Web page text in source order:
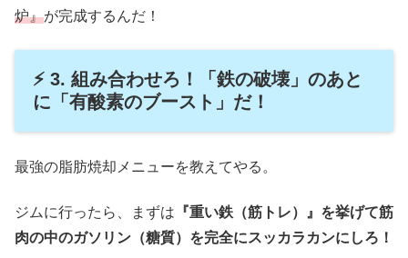
炉』が完成するんだ！
⚡ 3. 組み合わせろ！「鉄の破壊」のあと
に「有酸素のブースト」だ！
最強の脂肪焼却メニューを教えてやる。
ジムに行ったら、まずは 『重い鉄（筋トレ）』を挙げて筋
肉の中のガソリン（糖質）を完全にスッカラカンにしろ！